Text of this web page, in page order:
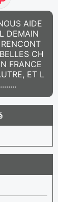
AIDE
DEMAIN
CH
FRANCE
ET L